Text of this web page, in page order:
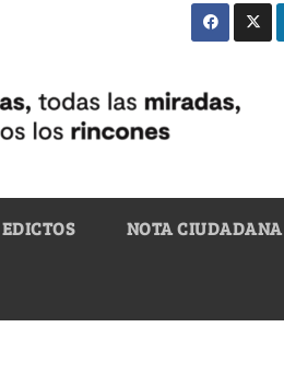
EDICTOS NOTA CIUDADANA